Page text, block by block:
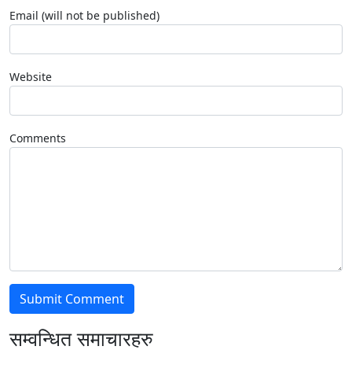
Email (will not be published)
Website
Comments
सम्वन्धित समाचारहरु